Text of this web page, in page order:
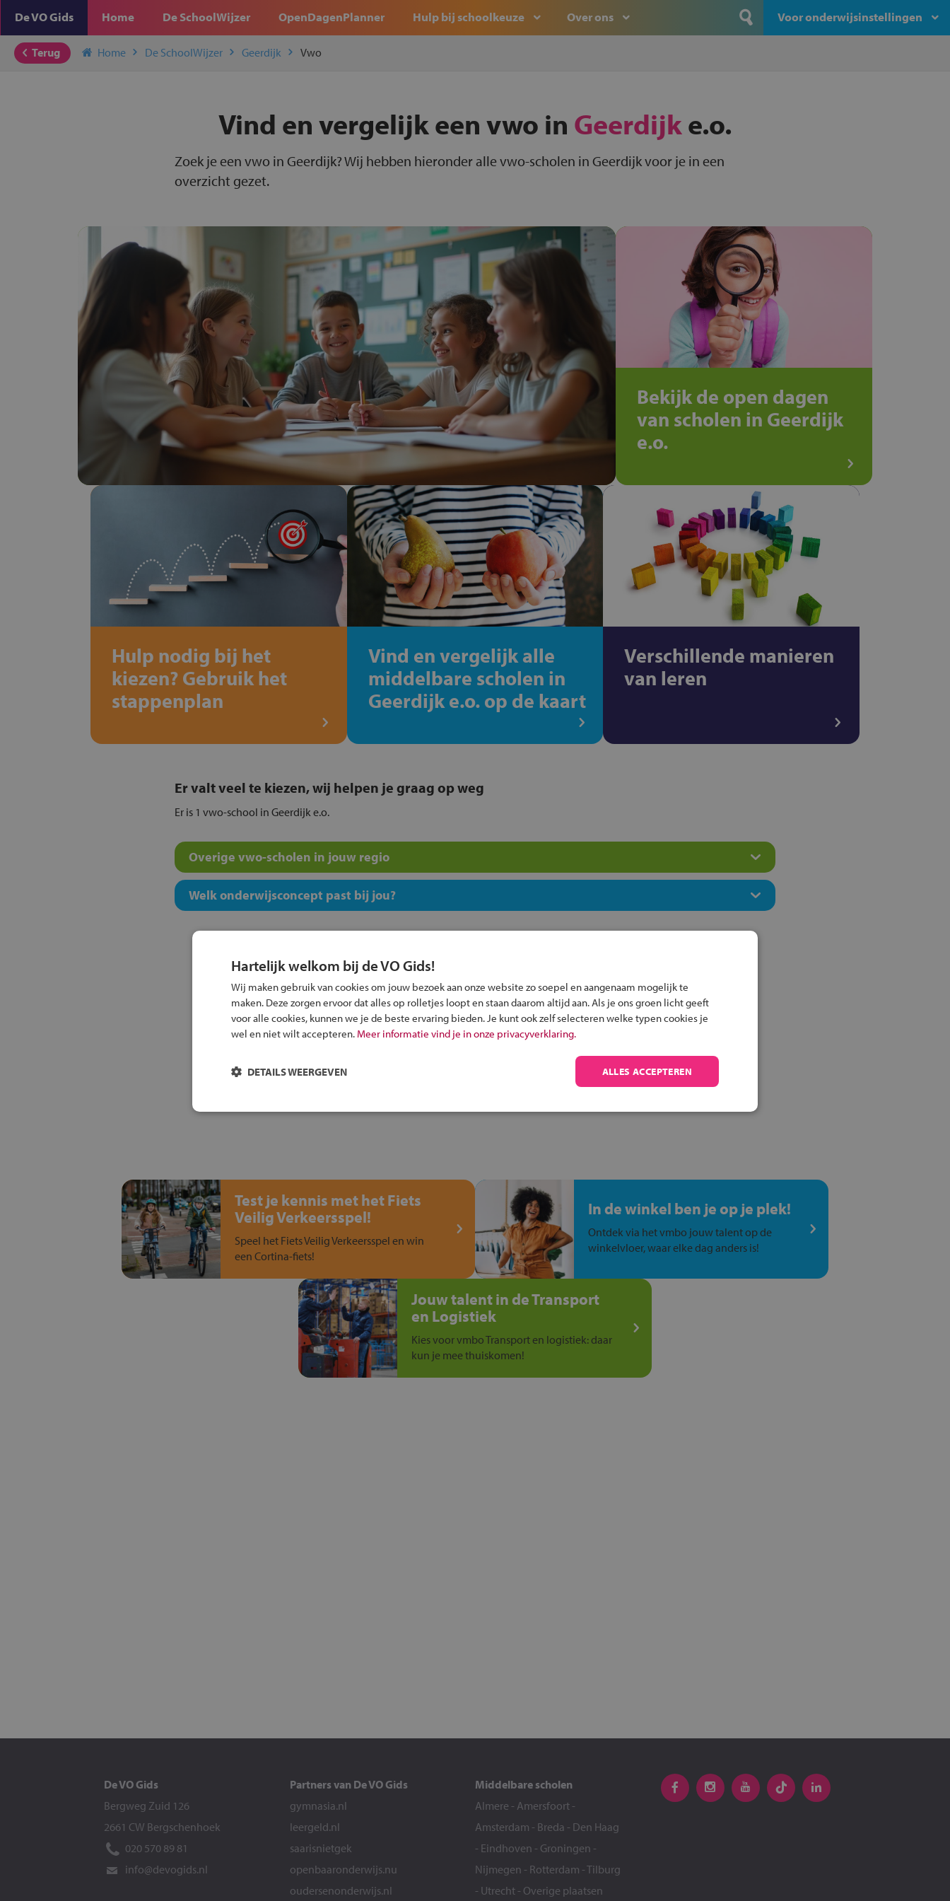
De VO Gids Home De SchoolWijzer OpenDagenPlanner Hulp bij schoolkeuze Over ons Voor onderwijsinstellingen
Terug Home De SchoolWijzer Geerdijk Vwo
Vind en vergelijk een vwo in Geerdijke.o.
Zoek je een vwo in Geerdijk? Wij hebben hieronder alle vwo-scholen in Geerdijk voor je in een
overzicht gezet.
Bekijk de open dagen
van scholen in Geerdijk
e.o.
Hulp nodig bij het
kiezen? Gebruik het
stappenplan
Vind en vergelijk alle
middelbare scholen in
Geerdijk e.o. op de kaart
Verschillende manieren
van leren
Er valt veel te kiezen, wij helpen je graag op weg
Er is 1 vwo-school in Geerdijk e.o.
Overige vwo-scholen in jouw regio
Welk onderwijsconcept past bij jou?
Inschrijven?
Alle informatie om je kind aan te melden bij
een middelbare school.
Test je kennis met het Fiets
Veilig Verkeersspel!
Speel het Fiets Veilig Verkeersspel en win
een Cortina-fiets!
In de winkel ben je op je plek!
Ontdek via het vmbo jouw talent op de
winkelvloer, waar elke dag anders is!
Jouw talent in de Transport
en Logistiek
Kies voor vmbo Transport en logistiek: daar
kun je mee thuiskomen!
De VO Gids
Bergweg Zuid 126
2661 CW Bergschenhoek
020 570 89 81
info@devogids.nl
Partners van De VO Gids
gymnasia.nl
leergeld.nl
saarisnietgek
openbaaronderwijs.nu
oudersenonderwijs.nl
Middelbare scholen
Almere - Amersfoort -
Amsterdam - Breda - Den Haag
- Eindhoven - Groningen -
Nijmegen - Rotterdam -Tilburg
- Utrecht - Overige plaatsen
Hartelijk welkom bij de VO Gids!
Wij maken gebruik van cookies om jouw bezoek aan onze website zo soepel en aangenaam mogelijk te
maken. Deze zorgen ervoor dat alles op rolletjes loopt en staan daarom altijd aan. Als je ons groen licht geeft
voor alle cookies, kunnen we je de beste ervaring bieden. Je kunt ook zelf selecteren welke typen cookies je
wel en niet wilt accepteren. Meer informatie vind je in onze privacyverklaring.
ALLES ACCEPTEREN
DETAILS WEERGEVEN